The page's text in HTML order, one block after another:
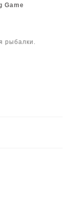
Game
рыбалки.